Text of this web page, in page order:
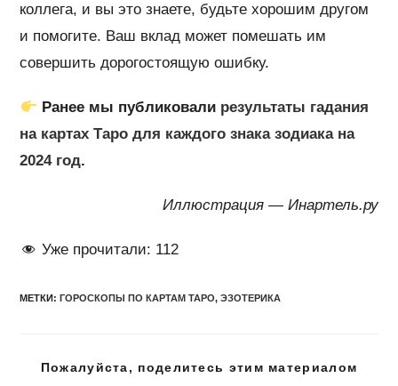
коллега, и вы это знаете, будьте хорошим другом
и помогите. Ваш вклад может помешать им
совершить дорогостоящую ошибку.
Ранее мы публиковали результаты гадания
на картах Таро для каждого знака зодиака на
2024 год.
Иллюстрация — Инартель.ру
Уже прочитали: 112
МЕТКИ:ГОРОСКОПЫ ПО КАРТАМ ТАРО, ЭЗОТЕРИКА
Пожалуйста, поделитесь этим материалом